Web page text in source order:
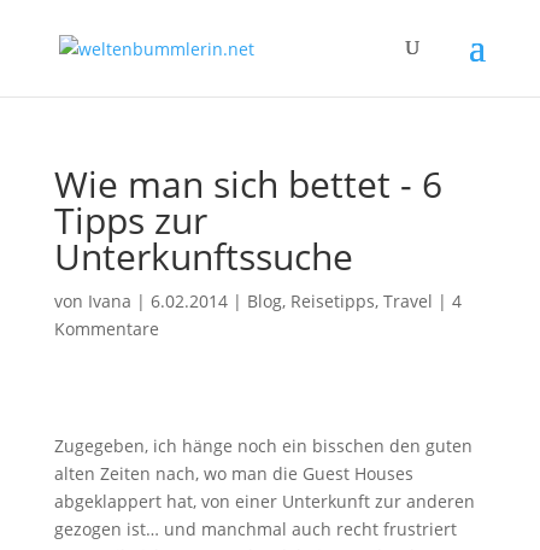
Wie man sich bettet - 6
Tipps zur
Unterkunftssuche
von Ivana | 6.02.2014| Blog, Reisetipps, Travel | 4
Kommentare
Zugegeben, ich hänge noch ein bisschen den guten
alten Zeiten nach, wo man die Guest Houses
abgeklappert hat, von einer Unterkunft zur anderen
gezogen ist… und manchmal auch recht frustriert